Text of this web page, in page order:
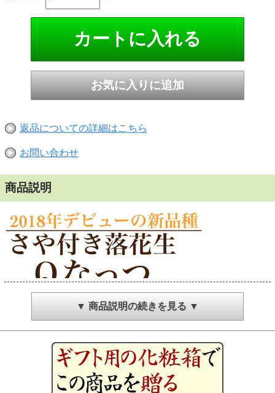
返品についての詳細はこちら
お問い合わせ
商品説明
▼ 商品説明の続きを見る ▼